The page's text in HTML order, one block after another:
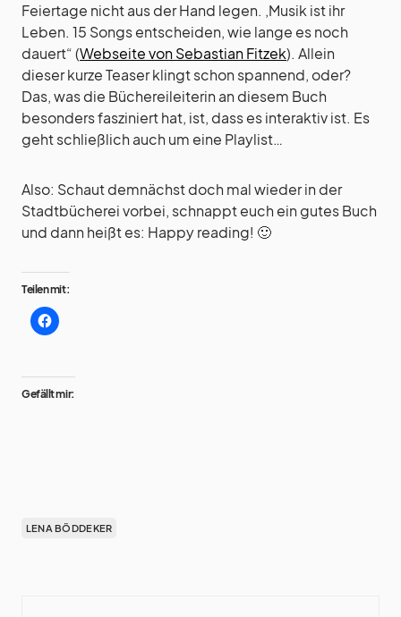
Feiertage nicht aus der Hand legen. ‚Musik ist ihr
Leben. 15 Songs entscheiden, wie lange es noch
dauert“ (Webseite von Sebastian Fitzek). Allein
dieser kurze Teaser klingt schon spannend, oder?
Das, was die Büchereileiterin an diesem Buch
besonders fasziniert hat, ist, dass es interaktiv ist. Es
geht schließlich auch um eine Playlist…
Also: Schaut demnächst doch mal wieder in der
Stadtbücherei vorbei, schnappt euch ein gutes Buch
und dann heißt es: Happy reading! 🙂
Teilen mit:
Gefällt mir:
LENA BÖDDEKER